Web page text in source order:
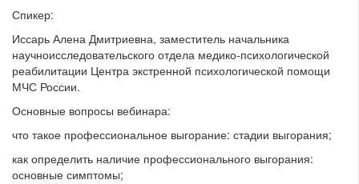
Спикер:
Иссарь Алена Дмитриевна, заместитель начальника
научноисследовательского отдела медико-психологической
реабилитации Центра экстренной психологической помощи
МЧС России.
Основные вопросы вебинара:
что такое профессиональное выгорание: стадии выгорания;
как определить наличие профессионального выгорания:
основные симптомы;